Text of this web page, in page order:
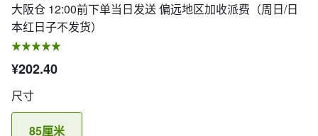
大阪仓 12:00前下单当日发送 偏远地区加收派费（周日/日
本红日子不发货）
¥202.40
尺寸
85厘米